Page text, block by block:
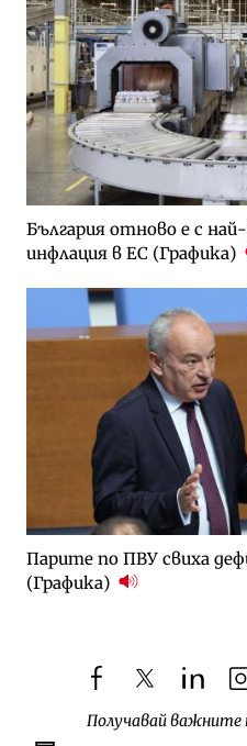
България отново е с
инфлация в ЕС (Графика)
Парите по ПВУ свиха
(Графика)
facebooktwitter
Получавай важните